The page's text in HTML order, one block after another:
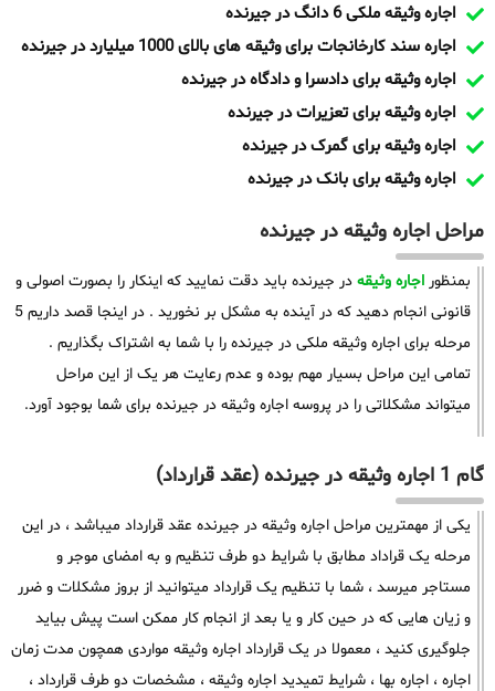
اجاره وثیقه ملکی 6 دانگ در جیرنده
اجاره سند کارخانجات برای وثیقه های بالای 1000 میلیارد در جیرنده
اجاره وثیقه برای دادسرا و دادگاه در جیرنده
اجاره وثیقه برای تعزیرات در جیرنده
اجاره وثیقه برای گمرک در جیرنده
اجاره وثیقه برای بانک در جیرنده
مراحل اجاره وثیقه در جیرنده
بمنظور اجاره وثیقه در جیرنده باید دقت نمایید که اینکار را بصورت اصولی و
قانونی انجام دهید که در آینده به مشکل بر نخورید . در اینجا قصد داریم 5
مرحله برای اجاره وثیقه ملکی در جیرنده را با شما به اشتراک بگذاریم .
تمامی این مراحل بسیار مهم بوده و عدم رعایت هر یک از این مراحل
میتواند مشکلاتی را در پروسه اجاره وثیقه در جیرنده برای شما بوجود آورد.
گام 1 اجاره وثیقه در جیرنده (عقد قرارداد)
یکی از مهمترین مراحل اجاره وثیقه در جیرنده عقد قرارداد میباشد ، در این
مرحله یک قراداد مطابق با شرایط دو طرف تنظیم و به امضای موجر و
مستاجر میرسد ، شما با تنظیم یک قرارداد میتوانید از بروز مشکلات و ضرر
و زیان هایی که در حین کار و یا بعد از انجام کار ممکن است پیش بیاید
جلوگیری کنید ، معمولا در یک قرارداد اجاره وثیقه مواردی همچون مدت زمان
اجاره ، اجاره بها ، شرایط تمیدید اجاره وثیقه ، مشخصات دو طرف قرارداد ،